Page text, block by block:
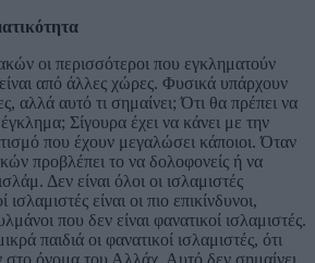
οι περισσότεροι που εγκληματούν
από άλλες χώρες. Φυσικά υπάρχουν
αλλά αυτό τι σημαίνει; Ότι θα πρέπει να
Σίγουρα έχει να κάνει με την
που έχουν μεγαλώσει κάποιοι. Όταν
προβλέπει το να δολοφονείς ή να
Δεν είναι όλοι οι ισλαμιστές
είναι οι πιο επικίνδυνοι,
που δεν είναι φανατικοί ισλαμιστές.
παιδιά οι φανατικοί ισλαμιστές, ότι
όνομα του Αλλάχ. Αυτό δεν σημαίνει